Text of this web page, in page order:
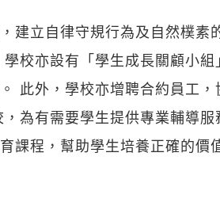
建立自律守規行為及自然樸素
校亦設有「學生成長關顧小
此外，學校亦增聘合約員工，
為有需要學生提供專業輔導服
課程，幫助學生培養正確的價